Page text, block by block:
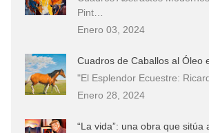
Pint…
Enero 03, 2024
Cuadros de Caballos al Óleo
"El Esplendor Ecuestre:
Enero 28, 2024
“La vida”: una obra que sitúa